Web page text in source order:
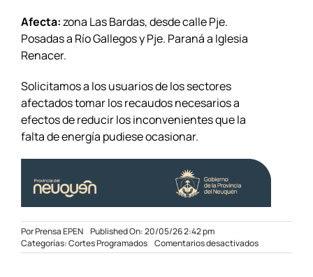
Afecta:zona Las Bardas, desde calle Pje.
Posadas a Río Gallegos y Pje. Paraná a Iglesia
Renacer.
Solicitamos a los usuarios de los sectores
afectados tomar los recaudos necesarios a
efectos de reducir los inconvenientes que la
falta de energía pudiese ocasionar.
PorPrensa EPEN Published On: 20/05/26 2:42 pm
Categorías:Cortes Programados Comentarios desactivadosen
Corte